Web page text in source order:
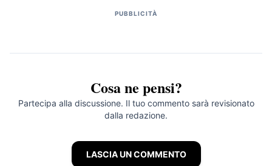
PUBBLICITÀ
Cosa ne pensi?
Partecipa alla discussione. Il tuo commento sarà revisionato
dalla redazione.
LASCIA UN COMMENTO